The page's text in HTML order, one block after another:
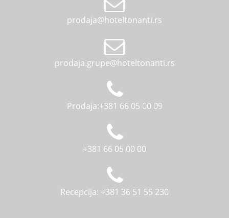
prodaja@hoteltonanti.rs
prodaja.grupe@hoteltonanti.rs
Prodaja:+381 66 05 00 09
+381 66 05 00 00
Recepcija: +381 36 51 55 230